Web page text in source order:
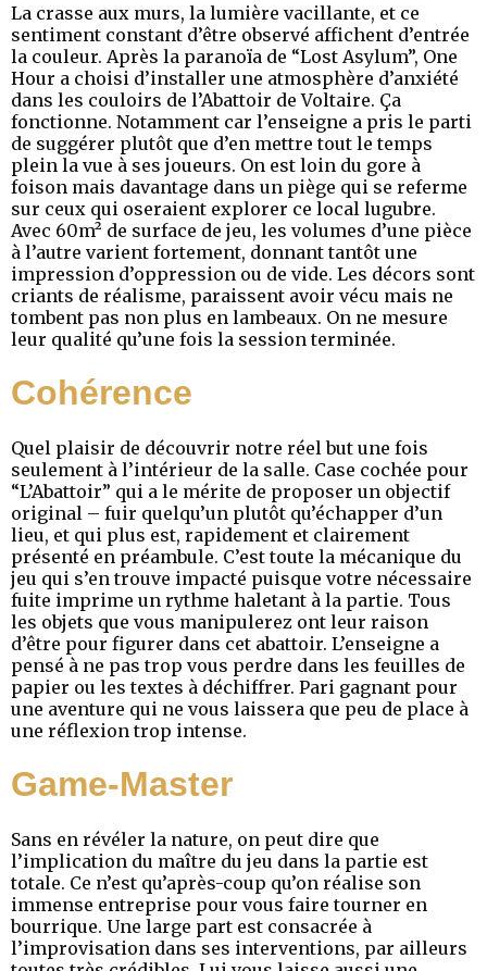
La crasse aux murs, la lumière vacillante, et ce
sentiment constant d’être observé affichent d’entrée
la couleur. Après la paranoïa de “Lost Asylum”, One
Hour a choisi d’installer une atmosphère d’anxiété
dans les couloirs de l’Abattoir de Voltaire. Ça
fonctionne. Notamment car l’enseigne a pris le parti
de suggérer plutôt que d’en mettre tout le temps
plein la vue à ses joueurs. On est loin du gore à
foison mais davantage dans un piège qui se referme
sur ceux qui oseraient explorer ce local lugubre.
Avec 60m² de surface de jeu, les volumes d’une pièce
à l’autre varient fortement, donnant tantôt une
impression d’oppression ou de vide. Les décors sont
criants de réalisme, paraissent avoir vécu mais ne
tombent pas non plus en lambeaux. On ne mesure
leur qualité qu’une fois la session terminée.
Cohérence
Quel plaisir de découvrir notre réel but une fois
seulement à l’intérieur de la salle. Case cochée pour
“L’Abattoir” qui a le mérite de proposer un objectif
original – fuir quelqu’un plutôt qu’échapper d’un
lieu, et qui plus est, rapidement et clairement
présenté en préambule. C’est toute la mécanique du
jeu qui s’en trouve impacté puisque votre nécessaire
fuite imprime un rythme haletant à la partie. Tous
les objets que vous manipulerez ont leur raison
d’être pour figurer dans cet abattoir. L’enseigne a
pensé à ne pas trop vous perdre dans les feuilles de
papier ou les textes à déchiffrer. Pari gagnant pour
une aventure qui ne vous laissera que peu de place à
une réflexion trop intense.
Game-Master
Sans en révéler la nature, on peut dire que
l’implication du maître du jeu dans la partie est
totale. Ce n’est qu’après-coup qu’on réalise son
immense entreprise pour vous faire tourner en
bourrique. Une large part est consacrée à
l’improvisation dans ses interventions, par ailleurs